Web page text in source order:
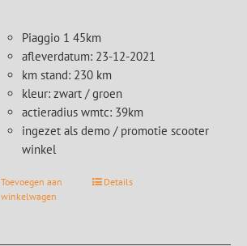
Piaggio 1 45km
afleverdatum: 23-12-2021
km stand: 230 km
kleur: zwart / groen
actieradius wmtc: 39km
ingezet als demo / promotie scooter
winkel
Toevoegen aan
winkelwagen
Details